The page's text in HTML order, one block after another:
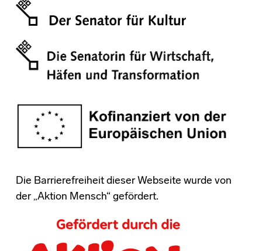
Die Barrierefreiheit dieser Webseite wurde von
der „Aktion Mensch“ gefördert.